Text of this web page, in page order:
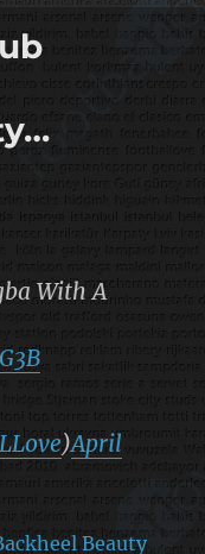
With A
)April